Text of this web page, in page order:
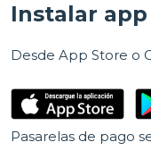
Instalar app
Desde App Store o
Pasarelas de pago